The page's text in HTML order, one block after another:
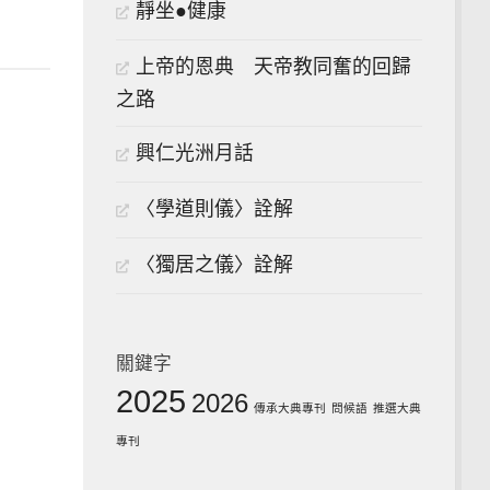
靜坐●健康
上帝的恩典 天帝教同奮的回歸
之路
興仁光洲月話
〈學道則儀〉詮解
〈獨居之儀〉詮解
關鍵字
2025 2026 傳承大典專刊 問候語 推選大典
專刊